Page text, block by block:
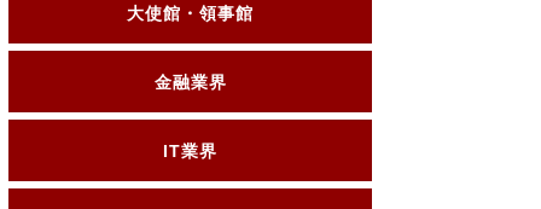
大使館・領事館
金融業界
IT業界